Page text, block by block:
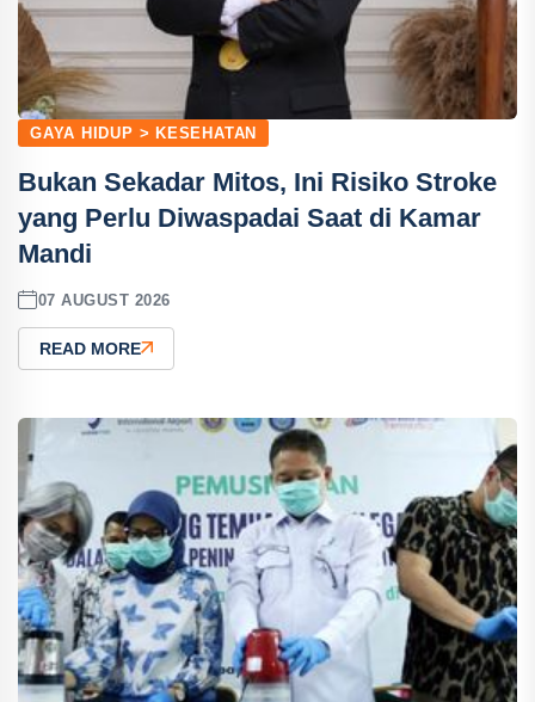
GAYA HIDUP > KESEHATAN
Bukan Sekadar Mitos, Ini Risiko Stroke
yang Perlu Diwaspadai Saat di Kamar
Mandi
07 AUGUST 2026
READ MORE